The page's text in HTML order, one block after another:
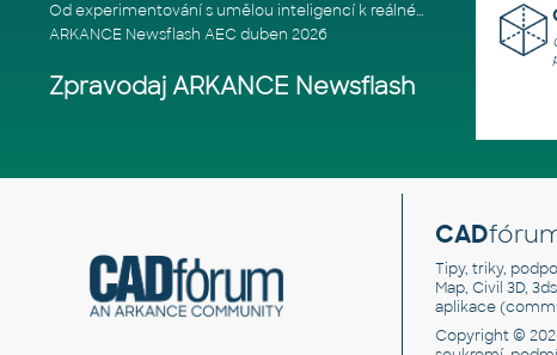
Od experimentování s umělou inteligencí k reálnému dopadu na podniká
ARKANCE Newsflash AEC duben 2026
Zpravodaj ARKANCE Newsflash
CAD
Tipy, triky,
Map, Civil 3D,
aplikace
Copyright ©